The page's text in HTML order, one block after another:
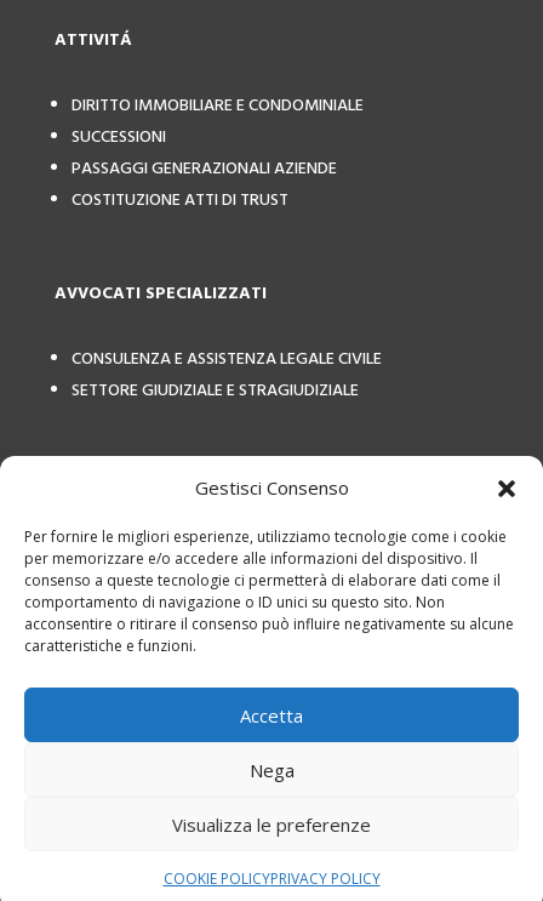
Gestisci Consenso
Per fornire le migliori esperienze, utilizziamo tecnologie come i cookie
per memorizzare e/o accedere alle informazioni del dispositivo. Il
consenso a queste tecnologie ci permetterà di elaborare dati come il
comportamento di navigazione o ID unici su questo sito. Non
acconsentire o ritirare il consenso può influire negativamente su alcune
caratteristiche e funzioni.
Accetta
Nega
Visualizza le preferenze
COOKIE POLICYPRIVACY POLICY
ATTIVITÁ
DIRITTO IMMOBILIARE E CONDOMINIALE
SUCCESSIONI
PASSAGGI GENERAZIONALI AZIENDE
COSTITUZIONE ATTI DI TRUST
AVVOCATI SPECIALIZZATI
CONSULENZA E ASSISTENZA LEGALE CIVILE
SETTORE GIUDIZIALE E STRAGIUDIZIALE
COLLEGAMENTI ESTERNI
utilizzo| Cookies
Calvetto – P.IVA: 12798460155
Studio Legale Avv Calvetto – P.IVA: 12798460155 è responsabile per i
dati e la privacy e cookie policy di questo sito web